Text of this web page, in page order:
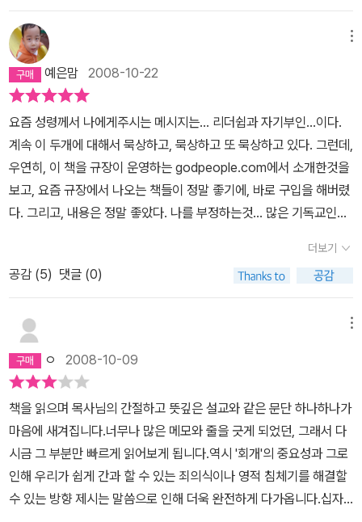
연약함, 곤란, 궁핍을 자랑하는 것이다. 하지만 유기성의 예수로 사는
삶에는 이런 가치의 전복은 실질적으로 없다. 종교적 성공이 세속의
성공으로 이어지는 예화가 압도적이다. 나는 죽고 예수로 사는 삶 중
에 병들어 죽고, 가난하게 살다 죽고, 사고 당해 죽고, 궁핍하게 사는
삶은 없는 것이다.또 하나, 유기성의 책이 얘기하는 예수로 사는 삶은
심각하게 추상적이다. 그러니까 자아를 죽이고 예수로 살자. 기도하
자. 말씀 읽자. 이것이 이 230여 페이지 책의 전부이다. 이런 추상적
인 원리는 결국 예수로 사는 삶의 구체적인 수준을 개인의 선택에 맡
기게 된다. 본인이 믿는대로 사는 것이 곧 예수로 사는 삶으로 긍정된
다.재밌는 이야기를 하자면 종종 교회에서 두 사람이 연애를 결정할
똑같은 신에게 기도했음에도, 서로 다른 결론을 낸다는 것이다. '하나
님이 너랑 사귀라는 마음을 주셨어', '나는 아니라고 하셨는데' 이런 웃
긴 일이 종종 발생한다. 결국 자기 마음인 것이다. 그러니까 추상수준
에서 자아를 죽이고 예수로 살자는 말의 실질적 의미는 그냥 너 살고
야기하는 것이라곤, 싸움, 욕심, 음란함 정도가 없는 삶인데 이는 세속
적 윤리와 별다를 것이 없다.막스 베버는 불평등한 세상을 합리화시
키고 정당화시키는 역할을 신이 정당한지 묻는 신정론이 감당한다고
지적하는데, 유기성도 이와 같다. 그는 현실이 불공평하고 어렵더라
도 결국 죽으면 보상받을 수 있다는 논리를 펼친다. 그리고 현세에서
의 불평등과 고생이 천국에서 더 크게 보상 받는다고도 이야기한다.
전형적인 종교적 수사인 것이다.그리고 유기성은 믿음으로 살게되면,
메시지만이 한국 교회에 가득하다. 빛과 소금이 아니라 빛과 소금인
척 한다. 신앙의 자기 고백이 결여되었기 때문이다. 자기의 신앙 고백
에 서서 담대하게 외치는 유기성 목사의 말이기 때문에 허투루 들리
지 않는다. 그가 가진 매력이 바로 여기에 있다고 생각한다. 책의 내용
중에 기억에 남는 것은 사람들이 돈을 믿고 의지하는 만큼도 하나님
을 믿고 의지하지 않는다는 것이다. 우주의 주인이시고 나의 주인이
시라고 하나님을 고백하면서도 만원짜리 만큼도 하나님을 의지하지
않는 것이 우리들의 모습이 아닌가 돌아보게 된다. 나의 성질과 이기
심과 생각들이 죽고 예수로 살고, 예수님으로 다른 사람을 만나야 하
복해야할 시험이리라. 이 책은 이런 시험을 만나는 모든 사람들에게
위로와 도움을 줄 것이다.
예은맘 2008-10-22
요즘 성령께서 나에게주시는 메시지는... 리더쉽과 자기부인...이다.
계속 이 두개에 대해서 묵상하고, 묵상하고 또 묵상하고 있다. 그런데,
우연히, 이 책을 규장이 운영하는 godpeople.com에서 소개한것을
보고, 요즘 규장에서 나오는 책들이 정말 좋기에, 바로 구입을 해버렸
다. 그리고, 내용은 정말 좋았다. 나를 부정하는것... 많은 기독교인들
다. 그후에, 설교말씀을 통해, <회개의영>이 임하고, 하나님의 살아
계심을 경험한다. 하지만, 그것만으로도 충족치 못하고 무엇인가... 부
족하다. 그 이후에 필요한 것이바로, 성령님께 순종하며, 철저히 <자
기를 부인>하는 것임을 이 책에서는 말하고 있다. 회개만 하고 자기
를 부인하지 않는 신앙은 자라지 않는다는 것... 정말 마음에 많이 와
닿았다. 그리고, 성령님의 음성에 순종하여, 대학원을 포기하는것...
어떻게 성령님께 순종하는가에 대해서 아주 잘 보여주는 예였으며...
얼마나 힘들었을까... 하는 생각을 해보게 된다. 한가지 아쉬운 것은,
뒷부분에 내용의 흐름이 딱딱 끊기는 곳이 몇군데 보여서, 갑자기 내
용이 바껴, 내용의 이해가 약간은 무리가 따르는 부분이 있다는 것이
다. 아마도 목사님께서 작가로서의 단계가 초기이기때문이지 않을까
쉽다~ 하지만, 너무 좋고, 기대된다~
더보기
공감 (5) 댓글 (0)
ㅇ 2008-10-09
책을 읽으며 목사님의 간절하고 뜻깊은 설교와 같은 문단 하나하나가
마음에 새겨집니다.너무나 많은 메모와 줄을 긋게 되었던, 그래서 다
시금 그 부분만 빠르게 읽어보게 됩니다.역시 '회개'의 중요성과 그로
인해 우리가 쉽게 간과 할 수 있는 죄의식이나 영적 침체기를 해결할
수 있는 방향 제시는 말씀으로 인해 더욱 완전하게 다가옵니다.십자